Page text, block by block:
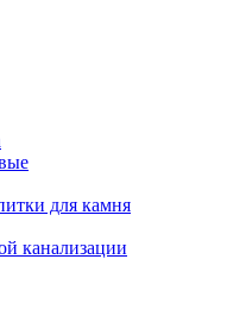
для камня
канализации